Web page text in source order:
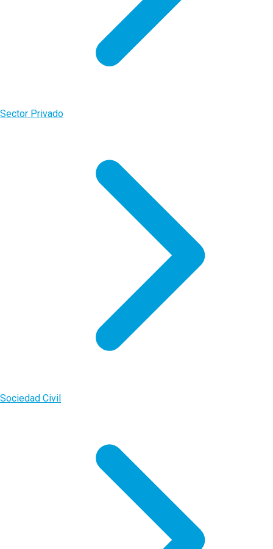
Sector Privado
Sociedad Civil